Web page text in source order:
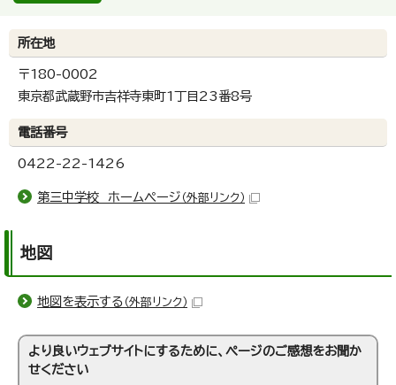
所在地
〒180-0002
東京都武蔵野市吉祥寺東町1丁目23番8号
電話番号
0422-22-1426
第三中学校 ホームページ （外部リンク）
地図
地図を表示する （外部リンク）
より良いウェブサイトにするために、ページのご感想をお聞か
せください